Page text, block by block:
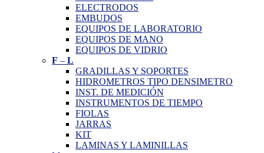
ELECTRODOS
EMBUDOS
EQUIPOS DE LABORATORIO
EQUIPOS DE MANO
EQUIPOS DE VIDRIO
F – L
GRADILLAS Y SOPORTES
HIDROMETROS TIPO DENSIMETRO
INST. DE MEDICIÓN
INSTRUMENTOS DE TIEMPO
FIOLAS
JARRAS
KIT
LAMINAS Y LAMINILLAS